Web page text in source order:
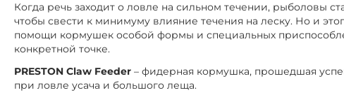
Когда речь заходит о ловле на сильном течении, рыболовы
чтобы свести к минимуму влияние течения на леску. Но и
помощи кормушек особой формы и специальных
конкретной точке.
PRESTON Claw Feeder – фидерная кормушка, прошедшая
при ловле усача и большого леща.